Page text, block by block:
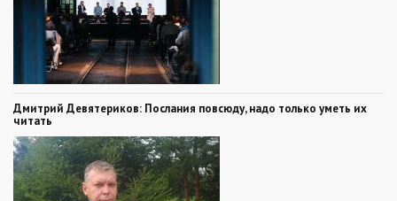
Дмитрий Девятериков: Послания повсюду, надо только уметь их
читать